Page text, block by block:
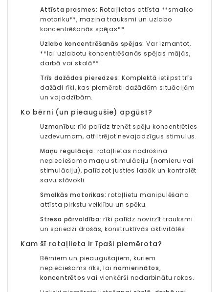
Attīsta prasmes: Rotaļlietas attīsta **smalko
motoriku**, mazina trauksmi un uzlabo
koncentrēšanās spējas**.
Uzlabo koncentrēšanās spējas: Var izmantot,
**lai uzlabotu koncentrēšanās spējas mājās,
darbā vai skolā**.
Trīs dažādas pieredzes: Komplektā ietilpst trīs
dažādi rīki, kas piemēroti dažādām situācijām
un vajadzībām.
Ko bērni (un pieaugušie) apgūst?
Uzmanību: rīki palīdz trenēt spēju koncentrēties
uzdevumam, atfiltrējot nevajadzīgus stimulus.
Maņu regulācija: rotaļlietas nodrošina
nepieciešamo maņu stimulāciju (nomieru vai
stimulāciju), palīdzot justies labāk un kontrolēt
savu stāvokli.
Smalkās motorikas: rotaļlietu manipulēšana
attīsta pirkstu veiklību un spēku.
Stresa pārvaldība: rīki palīdz novirzīt trauksmi
un spriedzi drošās, konstruktīvās aktivitātēs.
Kam šī rotaļlieta ir īpaši piemērota?
Bērniem un pieaugušajiem, kuriem
nepieciešams rīks, lainomierinātos,
koncentrētos vai vienkārši nodarbinātu rokas.